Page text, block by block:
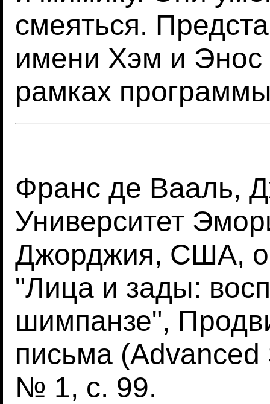
смеяться.
имени Хэм и Энос
рамках
Франс де Вааль,
Университет
Джорджия, США,
"Лица и зады:
шимпанзе",
письма
№ 1, с. 99.